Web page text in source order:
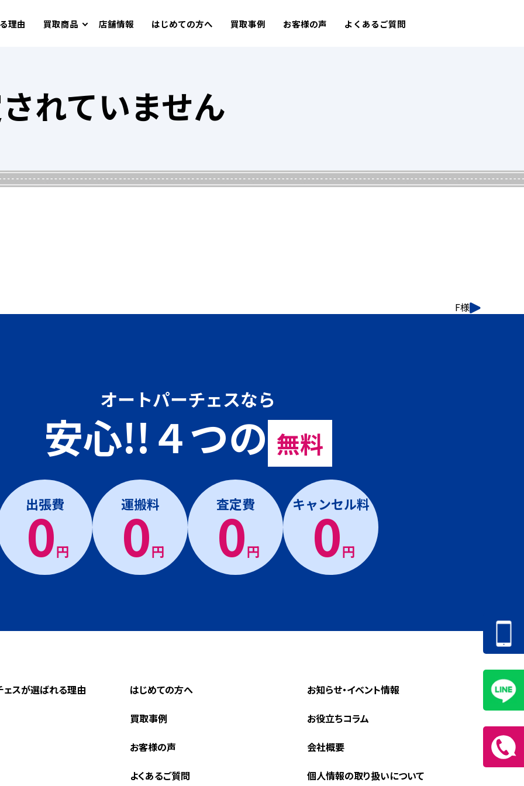
理由 買取商品 店舗情報 はじめての方へ 買取事例 お客様の声 よくあるご質問
れていません
F様
オートパーチェスなら
安心!!４つの 無料
出張費
0円
運搬料
0円
査定費
0円
キャンセル料
0円
ェスが選ばれる理由 はじめての方へ
買取事例
お客様の声
よくあるご質問
お知らせ・イベント情報
お役立ちコラム
会社概要
個人情報の取り扱いについて